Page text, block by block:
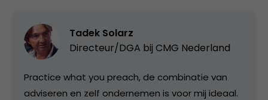
Tadek Solarz
Directeur/DGA bij CMG Nederland
Practice what you preach, de combinatie van
adviseren en zelf ondernemen is voor mij ideaal.